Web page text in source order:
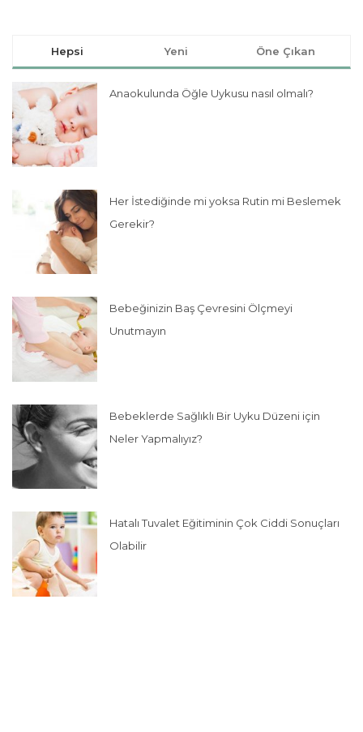
Hepsi Yeni Öne Çıkan
Anaokulunda Öğle Uykusu nasıl olmalı?
Her İstediğinde mi yoksa Rutin mi Beslemek
Gerekir?
Bebeğinizin Baş Çevresini Ölçmeyi
Unutmayın
Bebeklerde Sağlıklı Bir Uyku Düzeni için
Neler Yapmalıyız?
Hatalı Tuvalet Eğitiminin Çok Ciddi Sonuçları
Olabilir